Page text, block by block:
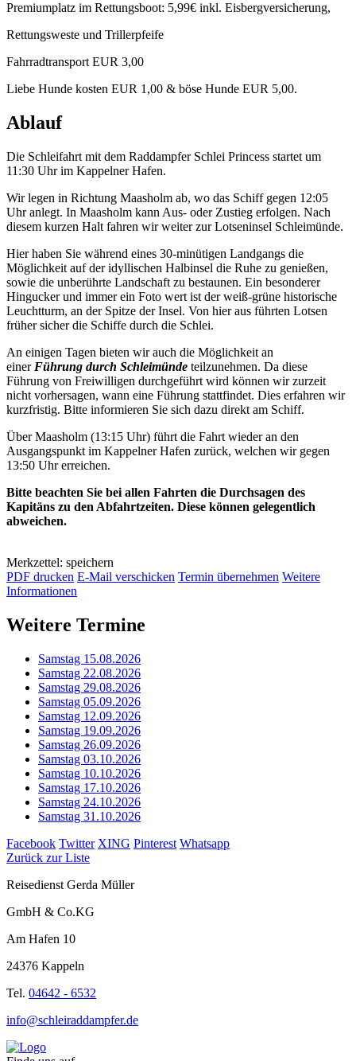
Premiumplatz im Rettungsboot: 5,99€ inkl. Eisbergversicherung,
Rettungsweste und Trillerpfeife
Fahrradtransport EUR 3,00
Liebe Hunde kosten EUR 1,00 & böse Hunde EUR 5,00.
Ablauf
Die Schleifahrt mit dem Raddampfer Schlei Princess startet um
11:30 Uhr im Kappelner Hafen.
Wir legen in Richtung Maasholm ab, wo das Schiff gegen 12:05
Uhr anlegt. In Maasholm kann Aus- oder Zustieg erfolgen. Nach
diesem kurzen Halt fahren wir weiter zur Lotseninsel Schleimünde.
Hier haben Sie während eines 30-minütigen Landgangs die
Möglichkeit auf der idyllischen Halbinsel die Ruhe zu genießen,
sowie die unberührte Landschaft zu bestaunen. Ein besonderer
Hingucker und immer ein Foto wert ist der weiß-grüne historische
Leuchtturm, an der Spitze der Insel. Von hier aus führten Lotsen
früher sicher die Schiffe durch die Schlei.
An einigen Tagen bieten wir auch die Möglichkeit an
einer Führung durch Schleimünde teilzunehmen. Da diese
Führung von Freiwilligen durchgeführt wird können wir zurzeit
nicht vorhersagen, wann eine Führung stattfindet. Dies erfahren wir
kurzfristig. Bitte informieren Sie sich dazu direkt am Schiff.
Über Maasholm (13:15 Uhr) führt die Fahrt wieder an den
Ausgangspunkt im Kappelner Hafen zurück, welchen wir gegen
13:50 Uhr erreichen.
Bitte beachten Sie bei allen Fahrten die Durchsagen des
Kapitäns zu den Abfahrtzeiten. Diese können gelegentlich
abweichen.
Merkzettel: speichern
PDF drucken E-Mail verschicken Termin übernehmen Weitere
Informationen
Weitere Termine
Samstag 15.08.2026
Samstag 22.08.2026
Samstag 29.08.2026
Samstag 05.09.2026
Samstag 12.09.2026
Samstag 19.09.2026
Samstag 26.09.2026
Samstag 03.10.2026
Samstag 10.10.2026
Samstag 17.10.2026
Samstag 24.10.2026
Samstag 31.10.2026
Facebook Twitter XING Pinterest Whatsapp
Zurück zur Liste
Reisedienst Gerda Müller
GmbH & Co.KG
Am Hafen 10
24376 Kappeln
Tel. 04642 - 6532
info@schleiraddampfer.de